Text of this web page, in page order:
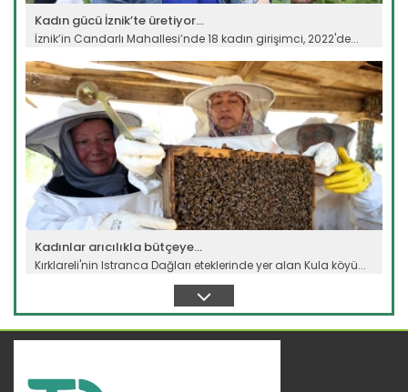
Kadın gücü İznik’te üretiyor...
İznik’in Candarlı Mahallesi’nde 18 kadın girişimci, 2022'de...
Devamını Oku ->
Kadınlar arıcılıkla bütçeye...
Kırklareli'nin Istranca Dağları eteklerinde yer alan Kula köyü...